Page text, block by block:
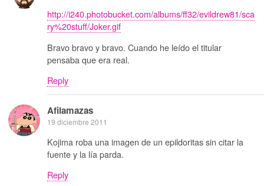
http://i240.photobucket.com/albums/ff32/evildrew81/sca
ry%20stuff/Joker.gif
Bravo bravo y bravo. Cuando he leído el titular
pensaba que era real.
Reply
Afilamazas
19 diciembre 2011
Kojima roba una imagen de un epildoritas sin citar la
fuente y la lía parda.
Reply